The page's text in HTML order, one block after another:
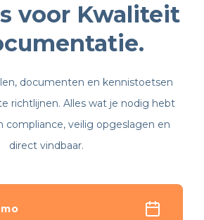
voor Kwaliteit
documenten en kennistoetsen
richtlijnen. Alles wat je nodig hebt
compliance, veilig opgeslagen en
direct vindbaar.